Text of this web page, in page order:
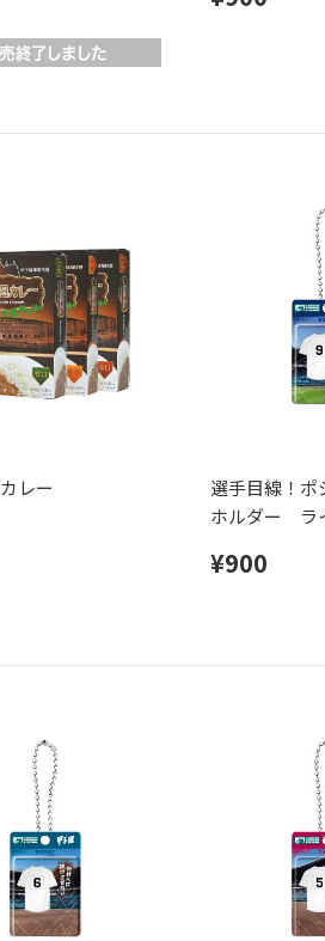
ーカー
レー
選手目線！ポ
ホルダー ラ
¥900